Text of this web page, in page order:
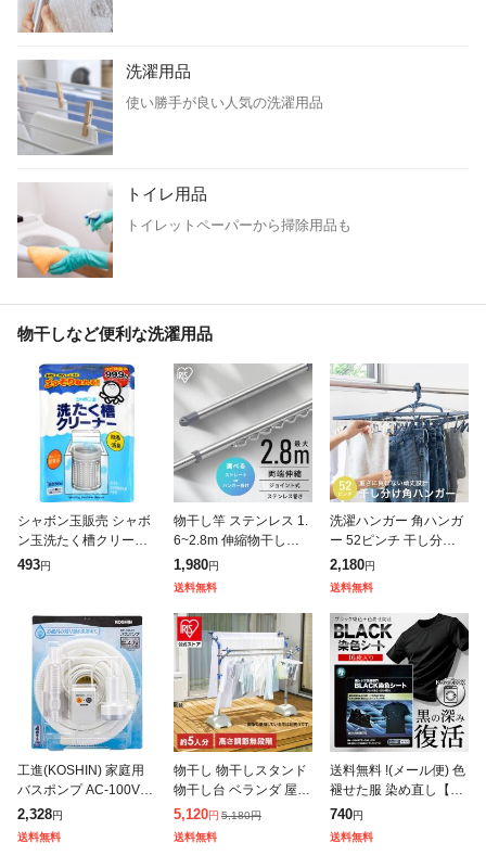
洗濯用品
使い勝手が良い人気の洗濯用品
トイレ用品
トイレットペーパーから掃除用品も
物干しなど便利な洗濯用品
シャボン玉販売 シャボ
ン玉洗たく槽クリーナ
ー〔洗濯槽クリーナ
493円
物干し竿 ステンレス 1.
6~2.8m 伸縮物干し竿
ストレート ハンガー掛
け付 軽量 組立簡単 屋
物
1,980円
送料無料
洗濯ハンガー 角ハンガ
ー 52ピンチ 干し分け n
eo ( 洗濯 ハンガー ピン
チハンガー 洗濯ピンチ
2,180円
送料無料
工進(KOSHIN) 家庭用
バスポンプ AC-100V K
P-104JH 4m ホース付
風呂 残り湯 洗濯 機 最
2,328円
送料無料
物干し 物干しスタンド
物干し台 ベランダ 屋外
ステンレス 丈夫 サビに
くい 大容量 5人分 まと
5,120円 5,180円
送料無料
送料無料 !(メール便) 色
褪せた服 染め直し【黒
シャツ用】黒色キープ
色あせ防止 ブラック 16
740円
送料無料